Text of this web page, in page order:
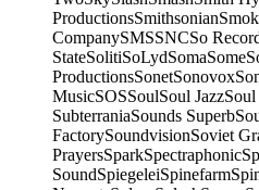
ProductionsSmithsonian
CompanySMSSNCSo
StateSolitiSoLydSomaSome
ProductionsSonetSonovox
MusicSOSSoulSoul Jazz
SubterraniaSounds Superb
FactorySoundvisionSoviet
PrayersSparkSpectraphonic
SoundSpiegeleiSpinefarm